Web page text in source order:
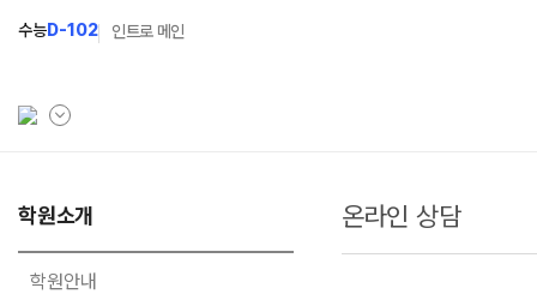
수능D-102 인트로 메인
학원소개
학원안내
N Class
학원소개
학원안내
온라인 상담